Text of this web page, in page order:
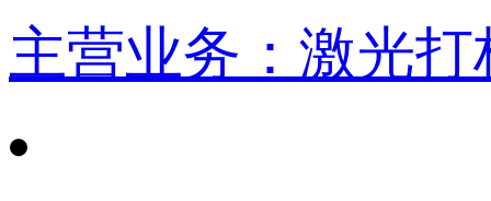
主营业务：激光